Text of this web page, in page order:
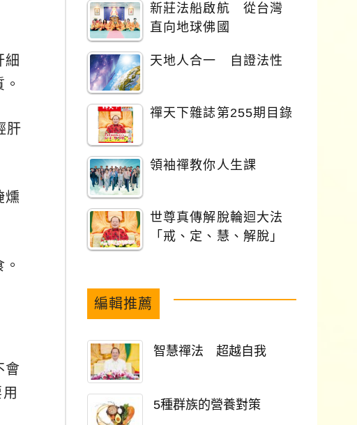
細
肝
燻
會
新莊法船啟航 從台灣
直向地球佛國
天地人合一 自證法性
禪天下雜誌第255期目錄
領袖禪教你人生課
世尊真傳解脫輪迴大法
「戒、定、慧、解脫」
編輯推薦
智慧禪法 超越自我
5種群族的營養對策